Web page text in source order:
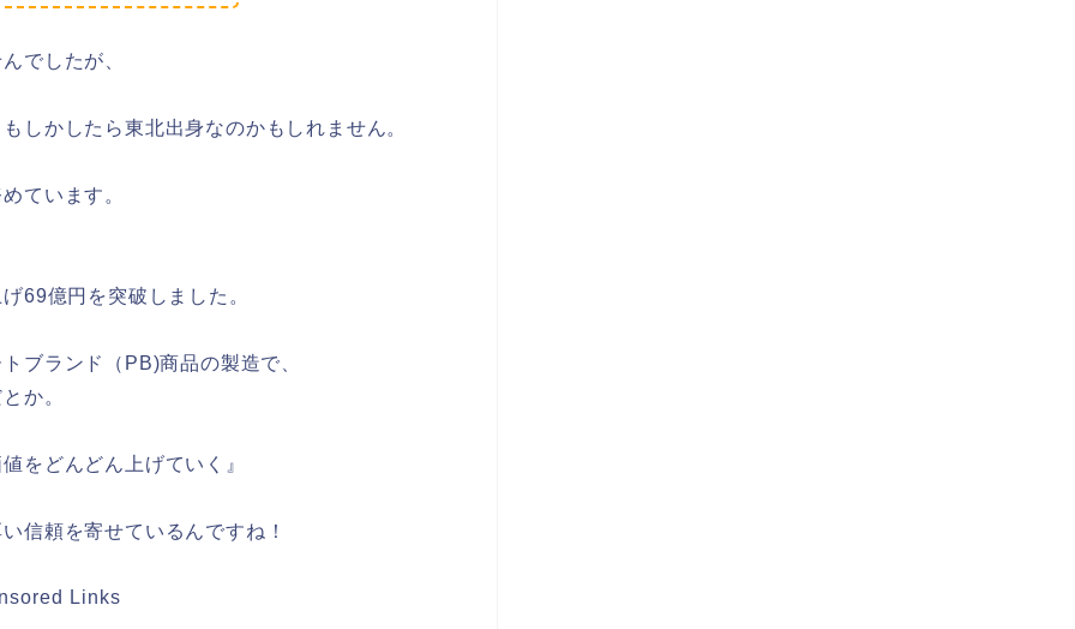
でしたが、
しかしたら東北出身なのかもしれません。
ています。
69億円を突破 しました。
ブランド（PB)商品の製造で、
か。
をどんどん上げていく』
信頼を寄せているんですね！
Links